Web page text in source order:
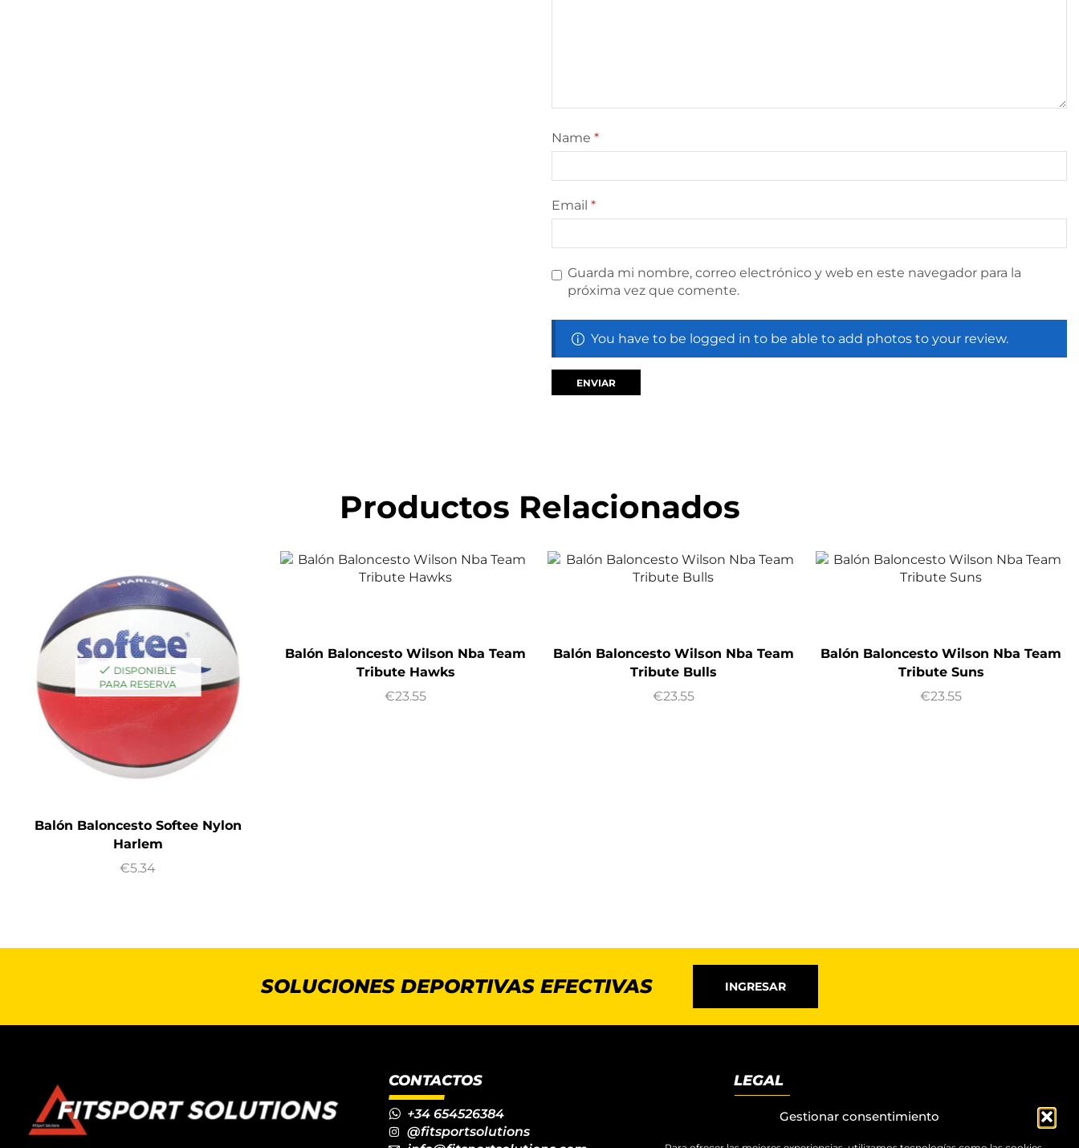
Gestionar consentimiento
Name *
Email *
Guarda mi nombre, correo electrónico y web en este navegador para la
próxima vez que comente.
You have to be logged in to be able to add photos to your review.
Productos Relacionados
DISPONIBLE
PARA RESERVA
Balón Baloncesto Softee Nylon
Harlem
€5.34
Balón Baloncesto Wilson Nba Team
Tribute Hawks
€23.55
Balón Baloncesto Wilson Nba Team
Tribute Bulls
€23.55
Balón Baloncesto Wilson Nba Team
Tribute Suns
€23.55
SOLUCIONES DEPORTIVAS EFECTIVAS INGRESAR
CONTACTOS
+34 654526384
@fitsportsolutions
LEGAL
Términos y condiciones